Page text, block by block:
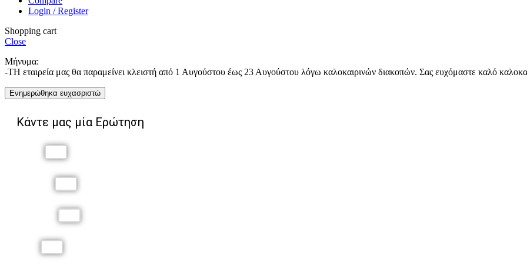
Login / Register
Shopping cart
Close
Μήνυμα:
-ΤΗ εταιρεία μας θα παραμείνει κλειστή από 1 Αυγούστου έως 23 Αυγούστου λόγω καλοκαιρινών διακοπών. Σας ευχόμαστε καλό
Ενημερώθηκα ευχασριστώ
Κάντε μας μία Ερώτηση